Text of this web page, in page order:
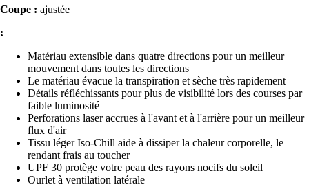
Coupe : ajustée
:
Matériau extensible dans quatre directions pour un meilleur
mouvement dans toutes les directions
Le matériau évacue la transpiration et sèche très rapidement
Détails réfléchissants pour plus de visibilité lors des courses par
faible luminosité
Perforations laser accrues à l'avant et à l'arrière pour un meilleur
flux d'air
Tissu léger Iso-Chill aide à dissiper la chaleur corporelle, le
rendant frais au toucher
UPF 30 protège votre peau des rayons nocifs du soleil
Ourlet à ventilation latérale